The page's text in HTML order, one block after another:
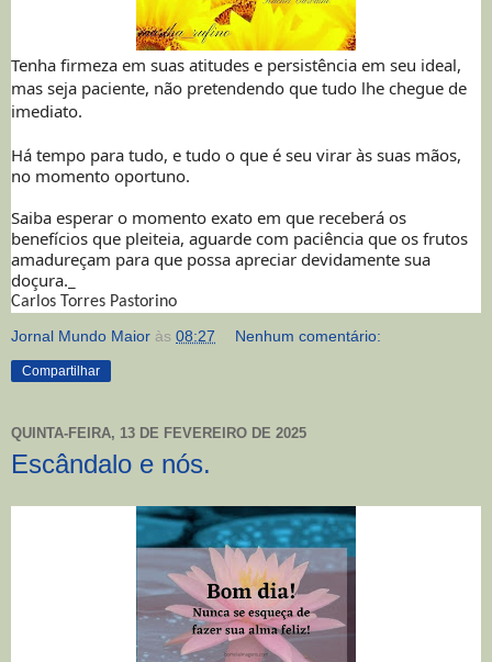
Tenha firmeza em suas atitudes e persistência em seu ideal,
mas seja paciente, não pretendendo que tudo lhe chegue de
imediato.
Há tempo para tudo, e tudo o que é seu virar às suas mãos,
no momento oportuno.
Saiba esperar o momento exato em que receberá os
benefícios que pleiteia, aguarde com paciência que os frutos
amadureçam para que possa apreciar devidamente sua
doçura._
Carlos Torres Pastorino
Jornal Mundo Maior às 08:27 Nenhum comentário:
Compartilhar
QUINTA-FEIRA, 13 DE FEVEREIRO DE 2025
Escândalo e nós.